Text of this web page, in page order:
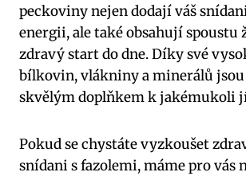
peckoviny nejen dodají váš
energii, ale také obsahují spoustu
zdravý start do dne. Díky své
bílkovin, vlákniny a minerálů jsou
skvělým doplňkem k jakémukoli
Pokud se chystáte vyzkoušet
snídani s fazolemi, máme pro vás